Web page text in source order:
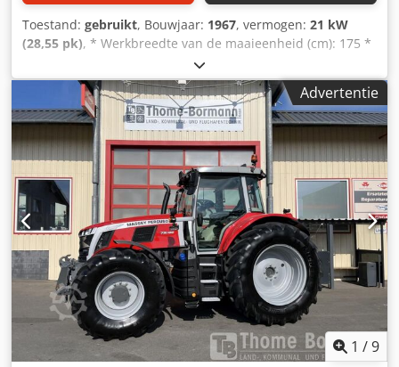
Toestand: gebruikt, Bouwjaar: 1967, vermogen: 21 kW
(28,55 pk), * Werkbreedte van de maaieenheid (cm): 175 *
Gewicht zonder cabine (kg): 0 * Inhoud graantank (hl): 6,5 *
Type: MF30-6 * Fabrieksnummer: 0D7758 * Bouwjaar: 1967
----Intern voertuignummer: 8144----Tussentijdse verkoop
en vergissingen voorbehouden Cjdpfxevhvf To Afnjrf
WhatsApp-ondersteuning beschikbaar! Heeft u vragen
over het voertuig of wilt u meer informatie, stuur ons
gerust een bericht via WhatsApp WhatsApp WhatsApp
Advertentie
1 /9